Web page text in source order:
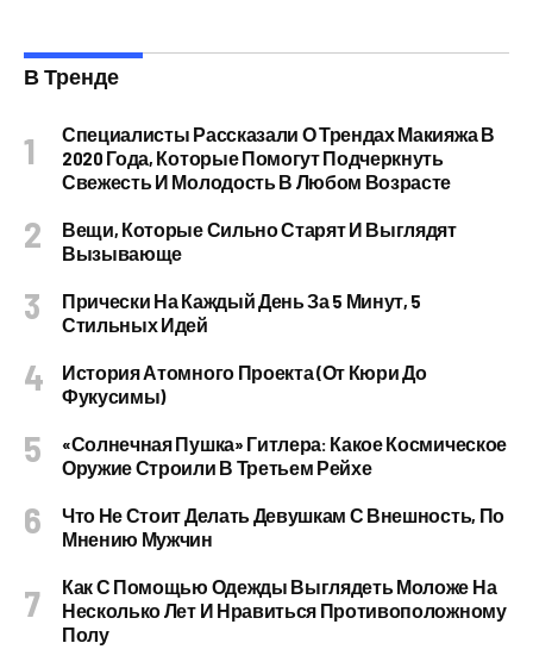
В Тренде
Специалисты Рассказали О Трендах Макияжа В
2020 Года, Которые Помогут Подчеркнуть
Свежесть И Молодость В Любом Возрасте
Вещи, Которые Сильно Старят И Выглядят
Вызывающе
Прически На Каждый День За 5 Минут, 5
Стильных Идей
История Атомного Проекта (от Кюри До
Фукусимы)
«Солнечная Пушка» Гитлера: Какое Космическое
Оружие Строили В Третьем Рейхе
Что Не Стоит Делать Девушкам С Внешность, По
Мнению Мужчин
Как С Помощью Одежды Выглядеть Моложе На
Несколько Лет И Нравиться Противоположному
Полу